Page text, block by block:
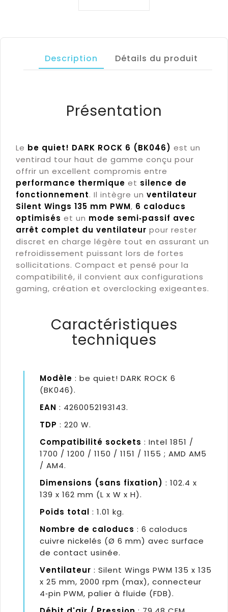
Description Détails du produit
Présentation
Le be quiet! DARK ROCK 6 (BK046) est un
ventirad tour haut de gamme conçu pour
offrir un excellent compromis entre
performance thermique et silence de
fonctionnement. Il intègre un ventilateur
Silent Wings 135 mm PWM, 6 caloducs
optimisés et un mode semi‑passif avec
arrêt complet du ventilateur pour rester
discret en charge légère tout en assurant un
refroidissement puissant lors de fortes
sollicitations. Compact et pensé pour la
compatibilité, il convient aux configurations
gaming, création et overclocking exigeantes.
Caractéristiques
techniques
Modèle : be quiet! DARK ROCK 6
(BK046).
EAN : 4260052193143.
TDP : 220 W.
Compatibilité sockets : Intel 1851 /
1700 / 1200 / 1150 / 1151 / 1155 ; AMD AM5
/ AM4.
Dimensions (sans fixation) : 102.4 x
139 x 162 mm (L x W x H).
Poids total : 1.01 kg.
Nombre de caloducs : 6 caloducs
cuivre nickelés (Ø 6 mm) avec surface
de contact usinée.
Ventilateur : Silent Wings PWM 135 x 135
x 25 mm, 2000 rpm (max), connecteur
4‑pin PWM, palier à fluide (FDB).